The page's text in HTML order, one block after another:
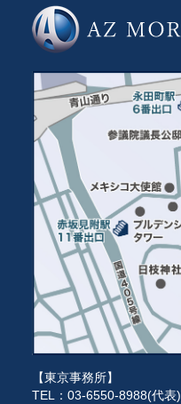
【東京事務所】
TEL：03-6550-8988(代表)